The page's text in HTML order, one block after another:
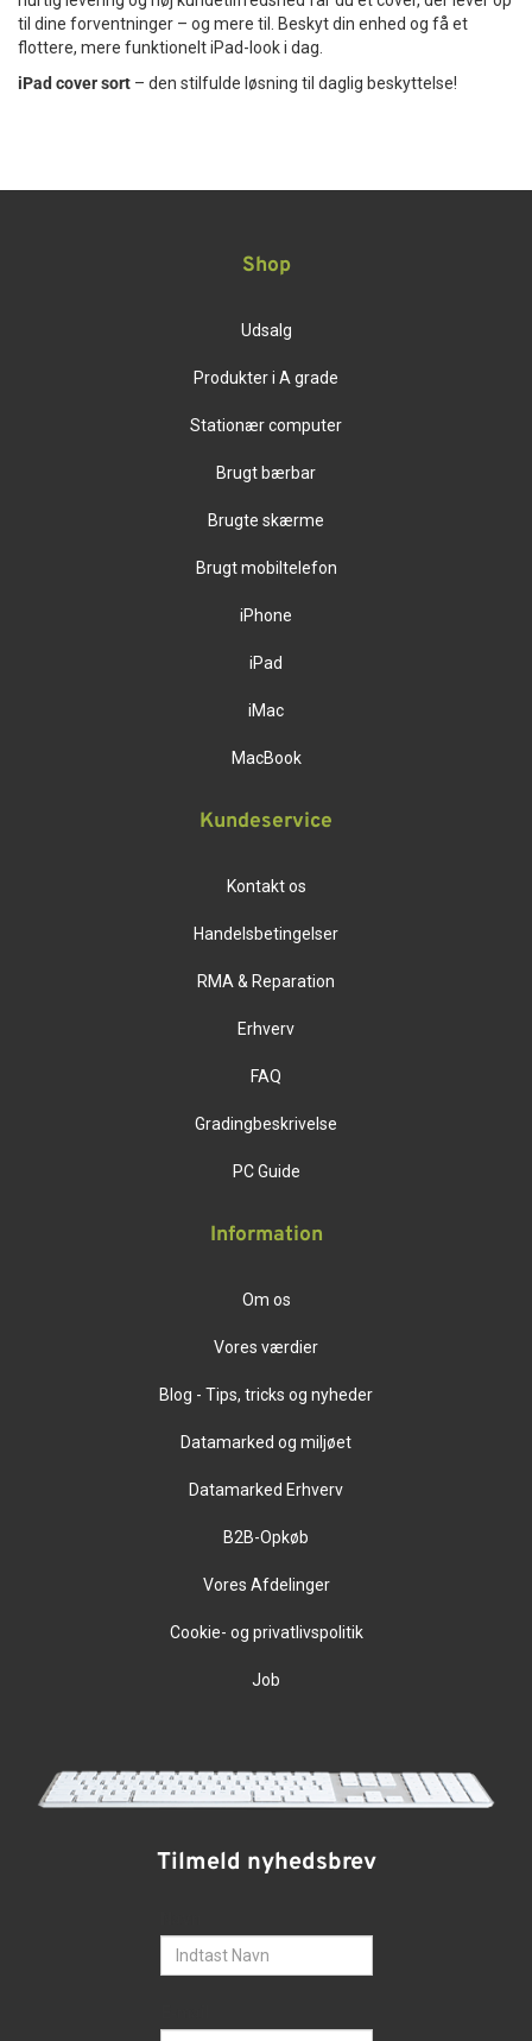
til dine forventninger – og mere til. Beskyt din enhed og få et
flottere, mere funktionelt iPad-look i dag.
iPad cover sort – den stilfulde løsning til daglig beskyttelse!
Shop
Udsalg
Produkter i A grade
Stationær computer
Brugt bærbar
Brugte skærme
Brugt mobiltelefon
iPhone
iPad
iMac
MacBook
Kundeservice
Kontakt os
Handelsbetingelser
RMA & Reparation
Erhverv
FAQ
Gradingbeskrivelse
PC Guide
Information
Om os
Vores værdier
Blog - Tips, tricks og nyheder
Datamarked og miljøet
Datamarked Erhverv
B2B-Opkøb
Vores Afdelinger
Cookie- og privatlivspolitik
Job
Tilmeld nyhedsbrev